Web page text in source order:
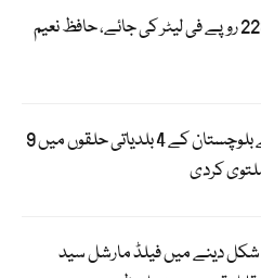
پیٹرول کی قیمت 228 روپے فی لیٹر کی جائے، حافظ نعیم
الیکشن کمیشن نے بلوچستان کے 4 بلدیاتی حلقوں میں 9
کردی
دینے میں فیلڈ مارشل سید